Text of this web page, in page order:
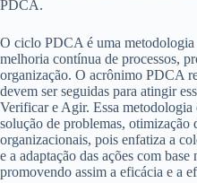
PDCA.
O ciclo PDCA é uma metodologia
melhoria contínua de processos,
organização. O acrônimo PDCA
devem ser seguidas para atingir
Verificar e Agir. Essa metodologia
solução de problemas, otimização
organizacionais, pois enfatiza a
e a adaptação das ações com
promovendo assim a eficácia e a